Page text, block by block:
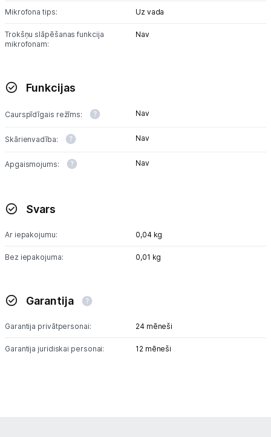
Mikrofona tips: Uz vada
Trokšņu slāpēšanas funkcija
mikrofonam:
Nav
Funkcijas
Caurspīdīgais režīms: Nav
Skārienvadība: Nav
Apgaismojums: Nav
Svars
Ar iepakojumu: 0,04 kg
Bez iepakojuma: 0,01 kg
Garantija
Garantija privātpersonai: 24 mēneši
Garantija juridiskai personai: 12 mēneši